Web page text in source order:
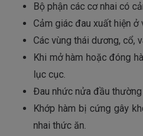
Bộ phận các cơ nhai có
Cảm giác đau xuất hiện
Các vùng thái dương, cổ,
Khi mở hàm hoặc đóng
lục cục.
Đau nhức nửa đầu thường
Khớp hàm bị cứng gây
nhai thức ăn.